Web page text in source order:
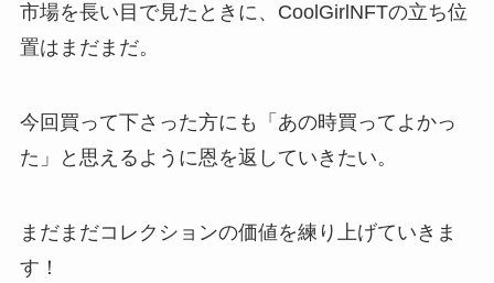
市場を長い目で見たときに、CoolGirlNFTの立ち位
置はまだまだ。
今回買って下さった方にも「あの時買ってよかっ
た」と思えるように恩を返していきたい。
まだまだコレクションの価値を練り上げていきま
す！